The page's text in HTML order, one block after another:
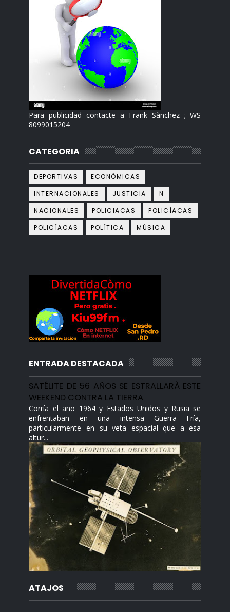
Para publicidad contacte a Frank Sànchez ; WS
8099015204
CATEGORIA
DEPORTIVAS
ECONÓMICAS
INTERNACIONALES
JUSTICIA
N
NACIONALES
POLICIACAS
POLICÌACAS
POLICÍACAS
POLÍTICA MÙSICA
ENTRADA DESTACADA
SATÉLITE DE 56 AÑOS SE ESTRALLARÀ ESTE
WEEKEND CONTRA LA TIERRA
Corría el año 1964 y Estados Unidos y Rusia se
enfrentaban en una intensa Guerra Fría,
particularmente en su veta espacial que a esa
altur...
ATAJOS